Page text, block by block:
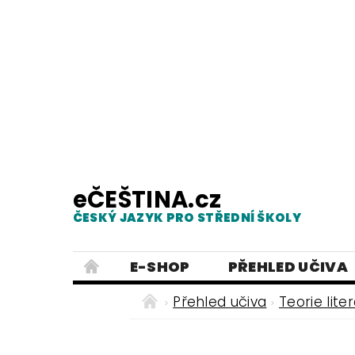
eČEŠTINA.cz
ČESKÝ JAZYK PRO STŘEDNÍ ŠKOLY
E-SHOP PŘEHLED UČIVA
TESTY Z MLUVNICE
Přehled učiva Teorie